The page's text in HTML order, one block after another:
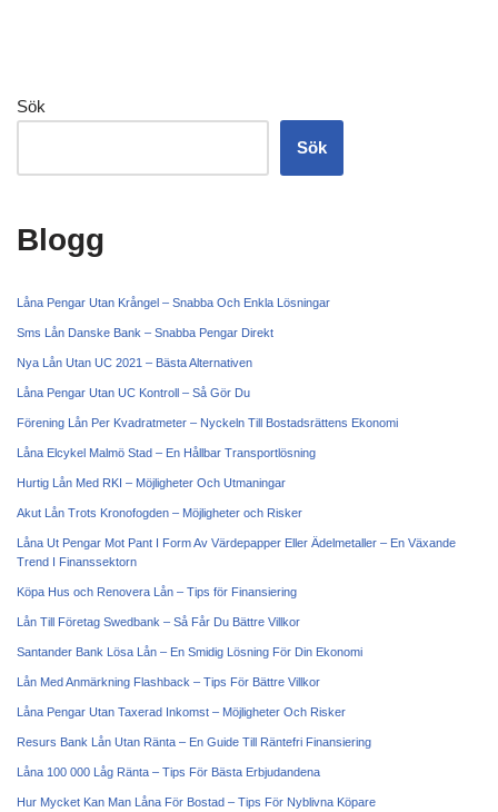
Sök
Sök
Blogg
Låna Pengar Utan Krångel – Snabba Och Enkla Lösningar
Sms Lån Danske Bank – Snabba Pengar Direkt
Nya Lån Utan UC 2021 – Bästa Alternativen
Låna Pengar Utan UC Kontroll – Så Gör Du
Förening Lån Per Kvadratmeter – Nyckeln Till Bostadsrättens Ekonomi
Låna Elcykel Malmö Stad – En Hållbar Transportlösning
Hurtig Lån Med RKI – Möjligheter Och Utmaningar
Akut Lån Trots Kronofogden – Möjligheter och Risker
Låna Ut Pengar Mot Pant I Form Av Värdepapper Eller Ädelmetaller – En Växande
Trend I Finanssektorn
Köpa Hus och Renovera Lån – Tips för Finansiering
Lån Till Företag Swedbank – Så Får Du Bättre Villkor
Santander Bank Lösa Lån – En Smidig Lösning För Din Ekonomi
Lån Med Anmärkning Flashback – Tips För Bättre Villkor
Låna Pengar Utan Taxerad Inkomst – Möjligheter Och Risker
Resurs Bank Lån Utan Ränta – En Guide Till Räntefri Finansiering
Låna 100 000 Låg Ränta – Tips För Bästa Erbjudandena
Hur Mycket Kan Man Låna För Bostad – Tips För Nyblivna Köpare